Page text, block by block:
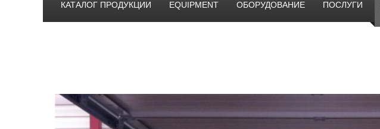
КАТАЛОГ ПРОДУКЦИИ EQUIPMENT ОБОРУДОВАНИЕ ПОСЛУГИ